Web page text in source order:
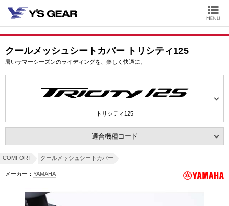
クールメッシュシートカバー トリシティ125
暑いサマーシーズンのライディングを、楽しく快適に。
トリシティ125
適合機種コード
COMFORT クールメッシュシートカバー
メーカー： YAMAHA